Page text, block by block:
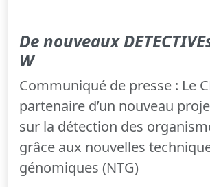
De nouveaux
W
Communiqué de presse : Le
partenaire d’un nouveau
sur la détection des
grâce aux nouvelles
génomiques (NTG)